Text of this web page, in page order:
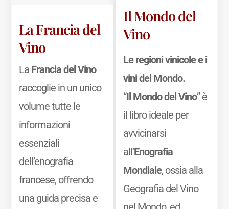
La Francia del
Vino
La Francia del Vino
raccoglie in un unico
volume tutte le
informazioni
essenziali
dell’enografia
francese, offrendo
una guida precisa e
Il Mondo del
Vino
Le regioni vinicole e i
vini del Mondo.
“Il Mondo del Vino” è
il libro ideale per
avvicinarsi
all’Enografia
Mondiale, ossia alla
Geografia del Vino